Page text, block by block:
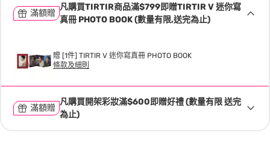
滿額贈
凡購買TIRTIR商品滿$799即贈TIRTIR V 迷你寫
真冊 PHOTO BOOK (數量有限,送完為止)
贈 [1件] TIRTIR V 迷你寫真冊 PHOTO BOOK
條款及細則
滿額贈
凡購買開架彩妝滿$600即贈好禮 (數量有限 送完
為止)